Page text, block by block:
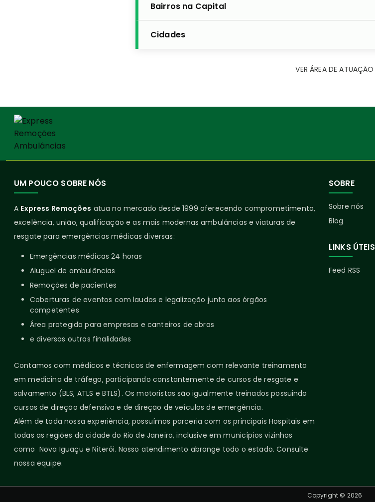
Bairros na Capital
Cidades
VER ÁREA DE ATUAÇÃO
UM POUCO SOBRE NÓS
A Express Remoções atua no mercado desde 1999 oferecendo comprometimento,
excelência, união, qualificação e as mais modernas ambulâncias e viaturas de
resgate para emergências médicas diversas:
Emergências médicas 24 horas
Aluguel de ambulâncias
Remoções de pacientes
Coberturas de eventos com laudos e legalização junto aos órgãos
competentes
Área protegida para empresas e canteiros de obras
e diversas outras finalidades
Contamos com médicos e técnicos de enfermagem com relevante treinamento
em medicina de tráfego, participando constantemente de cursos de resgate e
salvamento (BLS, ATLS e BTLS). Os motoristas são igualmente treinados possuindo
cursos de direção defensiva e de direção de veículos de emergência.
Além de toda nossa experiência, possuímos parceria com os principais Hospitais em
todas as regiões da cidade do Rio de Janeiro, inclusive em municípios vizinhos
como Nova Iguaçu e Niterói. Nosso atendimento abrange todo o estado. Consulte
nossa equipe.
SOBRE
Sobre nós
Blog
LINKS ÚTEIS
Feed RSS
Copyright © 2026